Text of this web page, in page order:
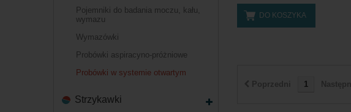
Pojemniki do badania moczu, kału,
wymazu
Wymazówki
Probówki aspiracyno-próżniowe
Probówki w systemie otwartym
Strzykawki
DO KOSZYKA
1